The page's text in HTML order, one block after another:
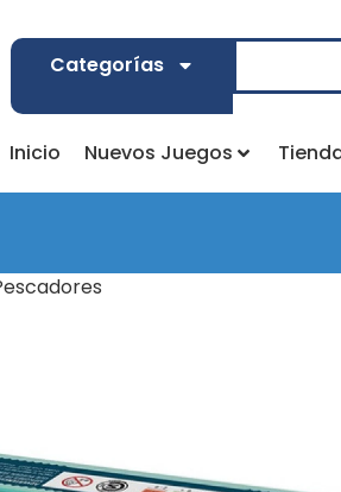
Categorías
Inicio Nuevos Juegos